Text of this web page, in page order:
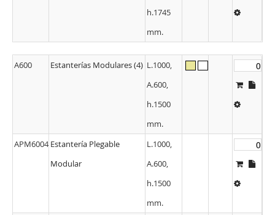
h.1745
mm.
A600 Estanterías Modulares (4) L.1000,
A.600,
h.1500
mm.
APM6004 Estantería Plegable
Modular
L.1000,
A.600,
h.1500
mm.